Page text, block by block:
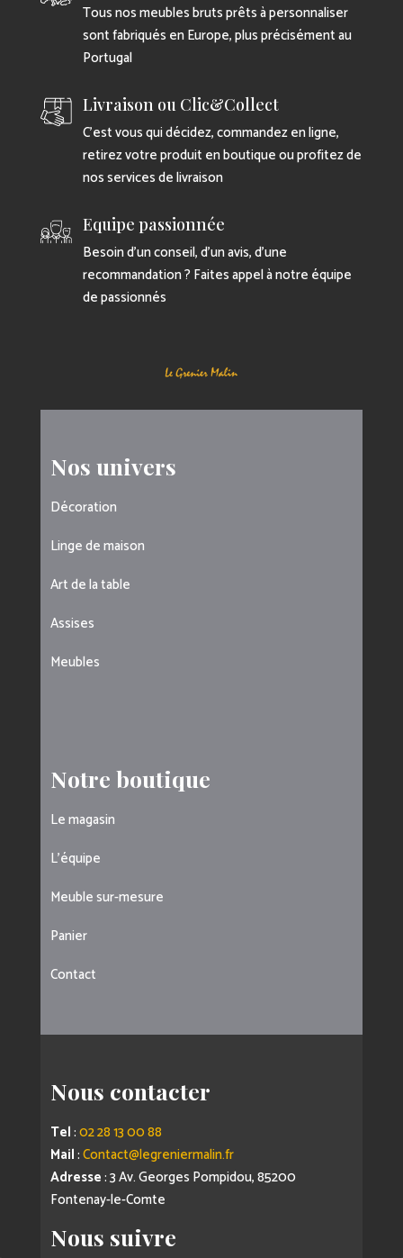
Tous nos meubles bruts prêts à personnaliser
sont fabriqués en Europe, plus précisément au
Portugal
Livraison ou Clic&Collect
C’est vous qui décidez, commandez en ligne,
retirez votre produit en boutique ou profitez de
nos services de livraison
Equipe passionnée
Besoin d’un conseil, d’un avis, d’une
recommandation ? Faites appel à notre équipe
de passionnés
Nos univers
Décoration
Linge de maison
Art de la table
Assises
Meubles
Notre boutique
Le magasin
L’équipe
Meuble sur-mesure
Panier
Contact
Nous contacter
Tel:02 28 13 00 88
Mail:Contact@legreniermalin.fr
Adresse: 3 Av. Georges Pompidou, 85200
Fontenay-le-Comte
Nous suivre